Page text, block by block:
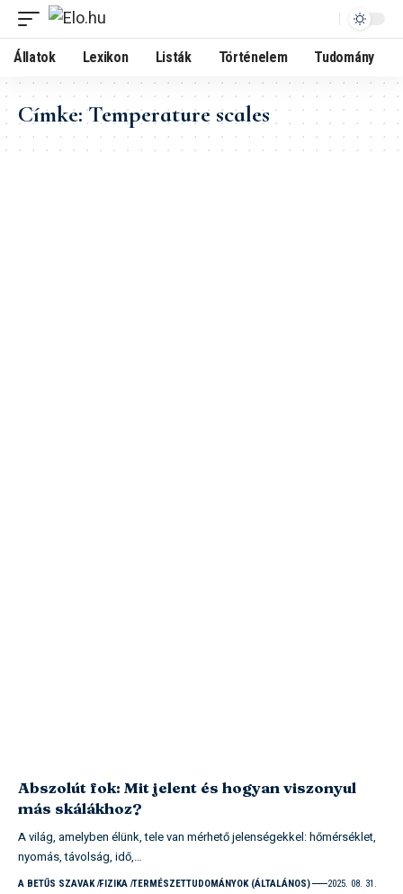
Állatok Lexikon Listák Történelem Tudomány
Címke:Temperature scales
Abszolút fok: Mit jelent és hogyan viszonyul
más skálákhoz?
A világ, amelyben élünk, tele van mérhető jelenségekkel: hőmérséklet,
nyomás, távolság, idő,…
A BETŰS SZAVAK FIZIKA TERMÉSZETTUDOMÁNYOK (ÁLTALÁNOS) 2025. 08. 31.